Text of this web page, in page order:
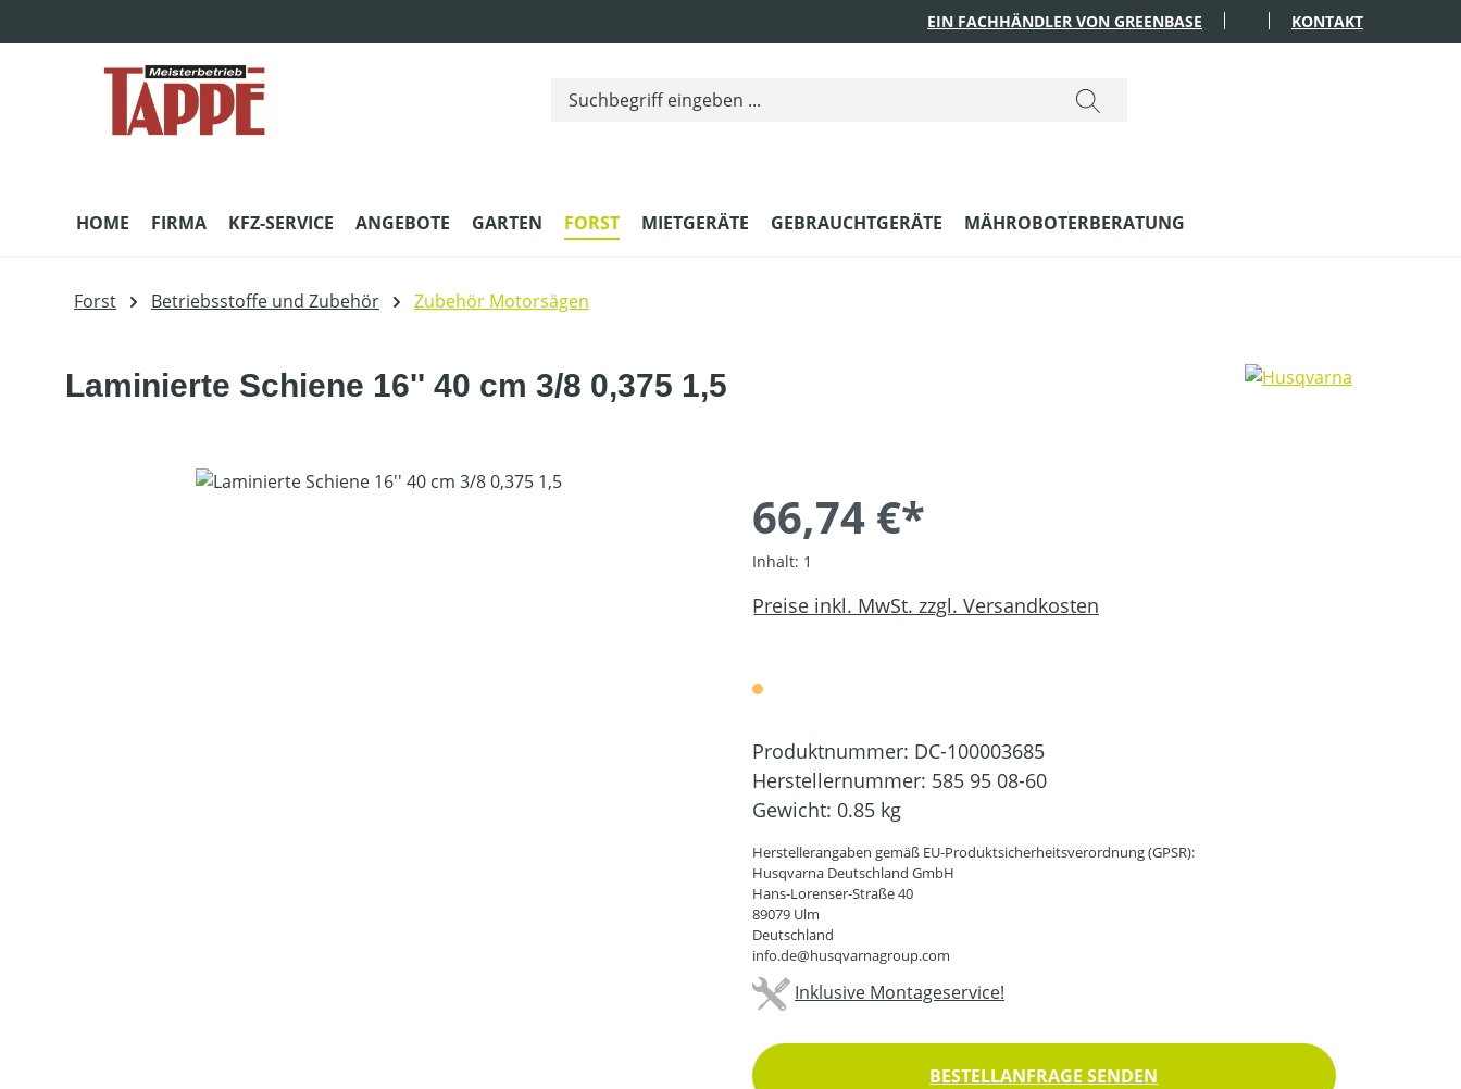
EIN FACHHÄNDLER VON GREENBASE KONTAKT
HOME FIRMA KFZ-SERVICE ANGEBOTE GARTEN FORST MIETGERÄTE GEBRAUCHTGERÄTE MÄHROBOTERBERATUNG
Forst Betriebsstoffe und Zubehör Zubehör Motorsägen
Laminierte Schiene 16'' 40 cm 3/8 0,375 1,5
Bildergalerie überspringen
66,74 €*
Inhalt: 1
Preise inkl. MwSt. zzgl. Versandkosten
Produktnummer: DC-100003685
Herstellernummer: 585 95 08-60
Gewicht: 0.85 kg
Herstellerangaben gemäß EU-Produktsicherheitsverordnung (GPSR):
Husqvarna Deutschland GmbH
Hans-Lorenser-Straße 40
89079 Ulm
Deutschland
info.de@husqvarnagroup.com
Inklusive Montageservice!
BESTELLANFRAGE SENDEN